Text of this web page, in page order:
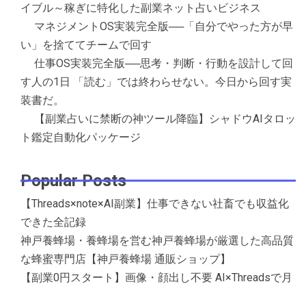
イブル～稼ぎに特化した副業ネット占いビジネス
マネジメントOS実装完全版──「自分でやった方が早
い」を捨ててチームで回す
仕事OS実装完全版──思考・判断・行動を設計して回
す人の1日 「読む」では終わらせない。今日から回す実
装書だ。
【副業占いに禁断の神ツール降臨】シャドウAIタロッ
ト鑑定自動化パッケージ
Popular Posts
【Threads×note×AI副業】仕事できない社畜でも収益化
できた全記録
神戸養蜂場・養蜂場を営む神戸養蜂場が厳選した高品質
な蜂蜜専門店【神戸養蜂場 通販ショップ】
【副業0円スタート】画像・顔出し不要 AI×Threadsで月